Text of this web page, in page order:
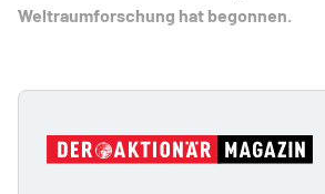
Weltraumforschung hat begonnen.